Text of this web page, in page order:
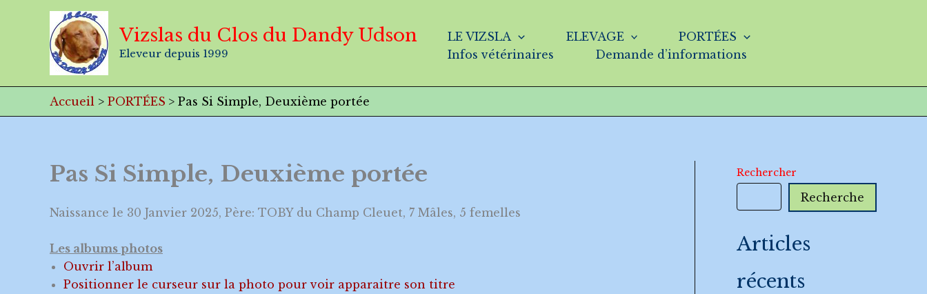
Vizslas du Clos du Dandy Udson
Eleveur depuis 1999
LE VIZSLA ELEVAGE
PORTÉES
Infos vétérinaires
Demande d’informations
Accueil PORTÉES Pas Si Simple, Deuxième portée
Pas Si Simple, Deuxième portée
Naissance le 30 Janvier 2025, Père: TOBY du Champ Cleuet, 7 Mâles, 5 femelles
Les albums photos
Ouvrir l’album
Positionner le curseur sur la photo pour voir apparaitre son titre
Rechercher
Recherche
Articles
récents